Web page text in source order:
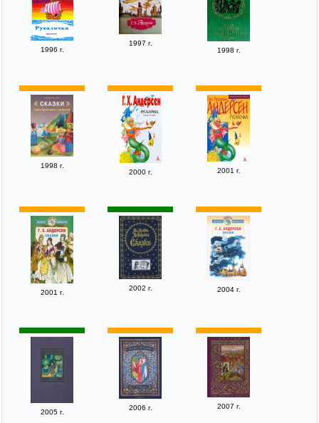
1996 г.
1997 г.
1998 г.
1998 г.
2000 г.
2001 г.
2001 г.
2002 г. 2004 г.
2005 г.
2006 г. 2007 г.